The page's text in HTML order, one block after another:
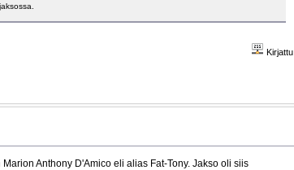
Kirjattu
Anthony D'Amico eli alias Fat-Tony. Jakso oli siis